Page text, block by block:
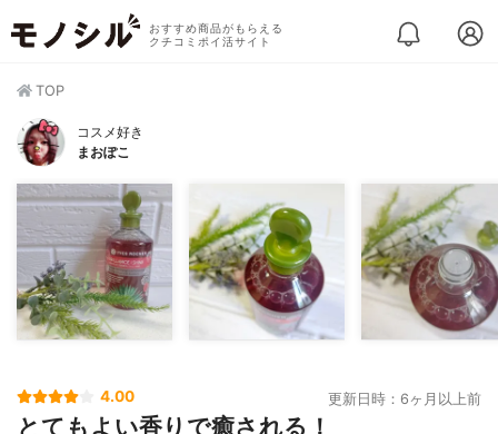
おすすめ商品がもらえる
クチコミポイ活サイト
TOP
コスメ好き
まおぽこ
4.00 更新日時：6ヶ月以上前
とてもよい香りで癒される！